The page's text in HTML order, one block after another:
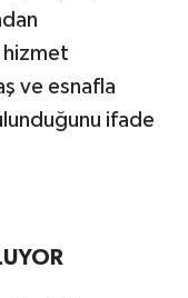
ve esnafla
ifade